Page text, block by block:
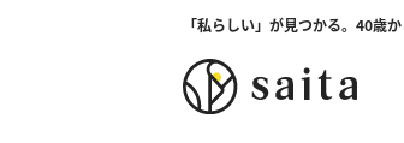
「私らしい」が見つかる。40歳